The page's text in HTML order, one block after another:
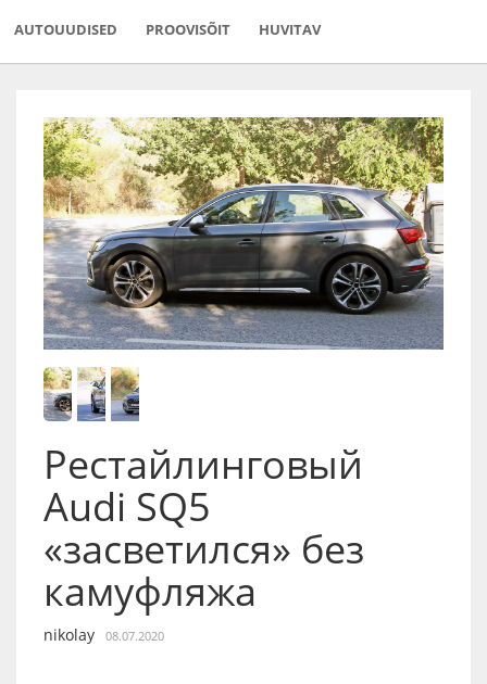
AUTOUUDISED PROOVISÕIT HUVITAV
Рестайлинговый
Audi SQ5
«засветился» без
камуфляжа
nikolay 08.07.2020